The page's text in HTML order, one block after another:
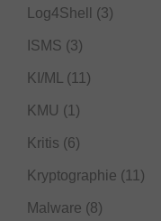
Log4Shell (3)
ISMS (3)
KI/ML (11)
KMU (1)
Kritis (6)
Kryptographie (11)
Malware (8)